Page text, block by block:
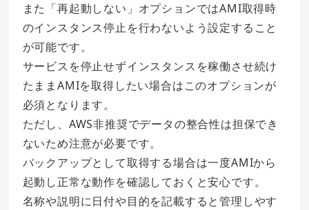
また「再起動しない」オプションではAMI取得時
のインスタンス停止を行わないよう設定すること
が可能です。
サービスを停止せずインスタンスを稼働させ続け
たままAMIを取得したい場合はこのオプションが
必須となります。
ただし、AWS非推奨でデータの整合性は担保でき
ないため注意が必要です。
バックアップとして取得する場合は一度AMIから
起動し正常な動作を確認しておくと安心です。
名称や説明に日付や目的を記載すると管理しやす